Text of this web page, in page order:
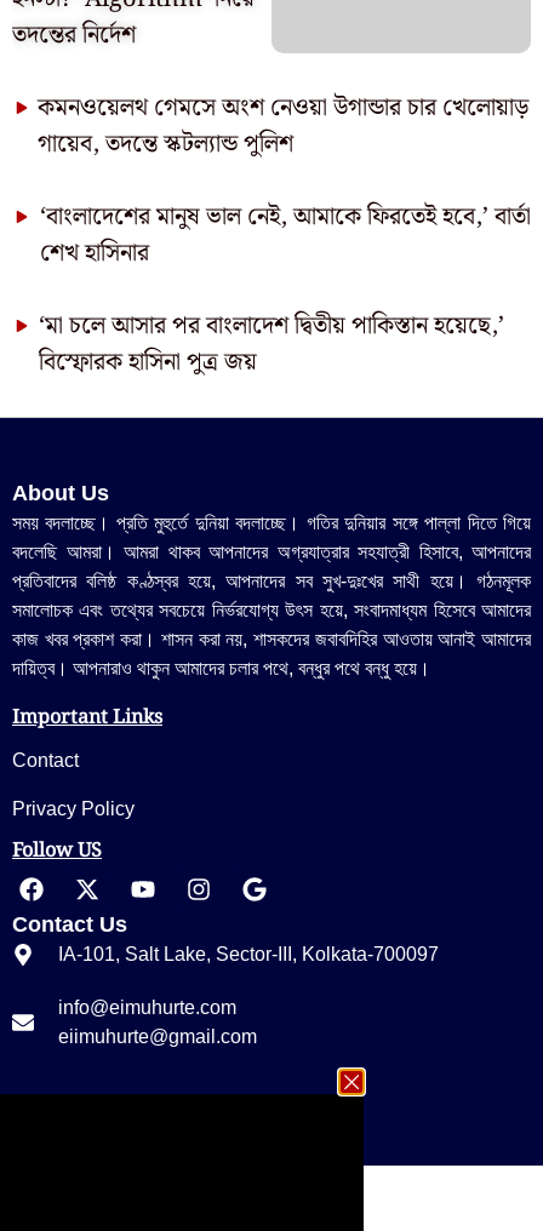
তদন্তের নির্দেশ
কমনওয়েলথ গেমসে অংশ নেওয়া উগান্ডার চার খেলোয়াড়
গায়েব, তদন্তে স্কটল্যান্ড পুলিশ
‘বাংলাদেশের মানুষ ভাল নেই, আমাকে ফিরতেই হবে,’ বার্তা
শেখ হাসিনার
‘মা চলে আসার পর বাংলাদেশ দ্বিতীয় পাকিস্তান হয়েছে,’
বিস্ফোরক হাসিনা পুত্র জয়
About Us
সময় বদলাচ্ছে। প্রতি মুহুর্তে দুনিয়া বদলাচ্ছে। গতির দুনিয়ার সঙ্গে পাল্লা দিতে গিয়ে
বদলেছি আমরা। আমরা থাকব আপনাদের অগ্রযাত্রার সহযাত্রী হিসাবে, আপনাদের
প্রতিবাদের বলিষ্ঠ কণ্ঠস্বর হয়ে, আপনাদের সব সুখ-দুঃখের সাথী হয়ে। গঠনমূলক
সমালোচক এবং তথ্যের সবচেয়ে নির্ভরযোগ্য উ‍ৎস হয়ে, সংবাদমাধ্যম হিসেবে আমাদের
কাজ খবর প্রকাশ করা। শাসন করা নয়, শাসকদের জবাবদিহির আওতায় আনাই আমাদের
দায়িত্ব। আপনারাও থাকুন আমাদের চলার পথে, বন্ধুর পথে বন্ধু হয়ে।
Important Links
Contact
Privacy Policy
Follow US
Contact Us
IA-101, Salt Lake, Sector-III, Kolkata-700097
info@eimuhurte.com
eiimuhurte@gmail.com
+91 33 23355656/ 9674535656